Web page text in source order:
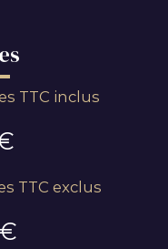
TTC inclus
TTC exclus